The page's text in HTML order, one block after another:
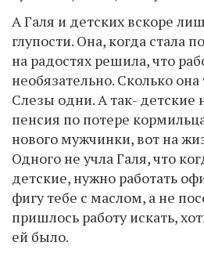
А Галя и детских вскоре
глупости. Она, когда стала
на радостях решила, что
необязательно. Сколько
Слезы одни. А так- детские
пенсия по потере
нового мужчинки, вот на
Одного не учла Галя, что
детские, нужно работать
фигу тебе с маслом, а не
пришлось работу искать,
ей было.